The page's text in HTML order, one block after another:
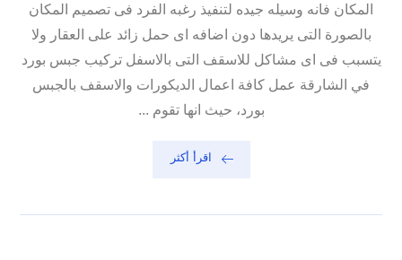
المكان فانه وسيله جيده لتنفيذ رغبه الفرد فى تصميم المكان
بالصورة التى يريدها دون اضافه اى حمل زائد على العقار ولا
يتسبب فى اى مشاكل للاسقف التى بالاسفل تركيب جبس بورد
في الشارقة عمل كافة اعمال الديكورات والاسقف بالجبس
بورد، حيث انها تقوم ...
اقرأ أكثر